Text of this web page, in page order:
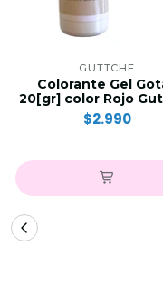
GUTTCHE
Colorante Gel
20[gr] color Rojo
$2.990